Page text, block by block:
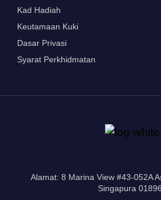
Kad Hadiah
Keutamaan Kuki
Dasar Privasi
Syarat Perkhidmatan
Alamat: 8 Marina View #43-052A
Singapura